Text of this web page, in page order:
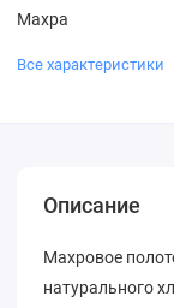
Махра
Все характеристики
Описание
Махровое
натурального